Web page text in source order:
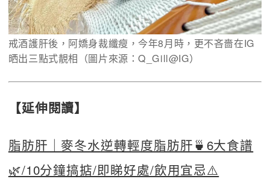
戒酒護肝後，阿嬌身裁纖瘦，今年8月時，更不吝嗇在IG
晒出三點式靚相（圖片來源：Q_Gill@IG）
【延伸閱讀】
脂肪肝｜麥冬水逆轉輕度脂肪肝🍵6大食譜
🌿/10分鐘搞掂/即睇好處/飲用宜忌⚠️